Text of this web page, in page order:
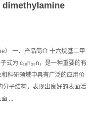
dimethylamine
） 一、产品简介 十六烷基二甲
式为 c₁₈h₃₉n，是一种重要的有
科研领域中具有广泛的应用价
分子结构，表现出良好的表面活
...